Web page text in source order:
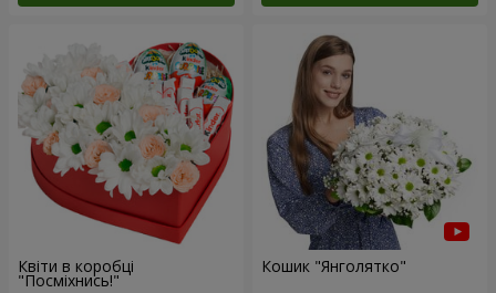
Квіти в коробці
"Посміхнись!"
Кошик "Янголятко"